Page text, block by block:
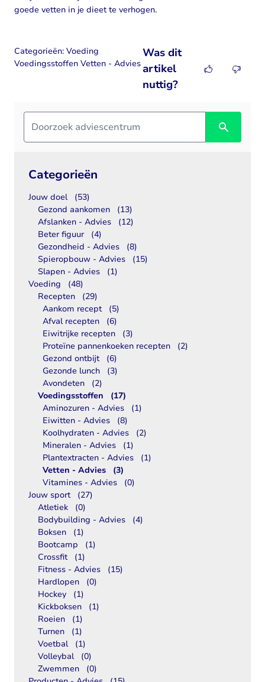
Categorieën
Jouw doel
(53)
Gezond aankomen
(13)
Afslanken - Advies
(12)
Beter figuur
(4)
Gezondheid - Advies
(8)
Spieropbouw - Advies
(15)
Slapen - Advies
(1)
Voeding
(48)
Recepten
(29)
Aankom recept
(5)
Afval recepten
(6)
Eiwitrijke recepten
(3)
Proteïne pannenkoeken recepten
(2)
Gezond ontbijt
(6)
Gezonde lunch
(3)
Avondeten
(2)
Voedingsstoffen
(17)
Aminozuren - Advies
(1)
Eiwitten - Advies
(8)
Koolhydraten - Advies
(2)
Mineralen - Advies
(1)
Plantextracten - Advies
(1)
Vetten - Advies
(3)
Vitamines - Advies
(0)
Jouw sport
(27)
Atletiek
(0)
Bodybuilding - Advies
(4)
Boksen
(1)
Bootcamp
(1)
Crossfit
(1)
Fitness - Advies
(15)
Hardlopen
(0)
Hockey
(1)
Kickboksen
(1)
Roeien
(1)
Turnen
(1)
Voetbal
(1)
Volleybal
(0)
Zwemmen
(0)
goede vetten in je dieet te verhogen.
Categorieën: Voeding
Voedingsstoffen Vetten - Advies
Was dit
artikel
nuttig?